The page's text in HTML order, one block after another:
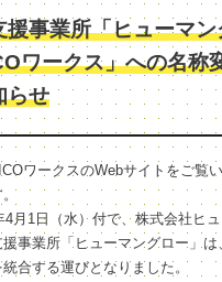
援事業所「ヒューマ
ワークス」への名称
らせ
ワークスのWebサイトをご覧
。
4月1日（水）付で、株式会社ヒ
事業所「ヒューマングロー」は
合する運びとなりました。